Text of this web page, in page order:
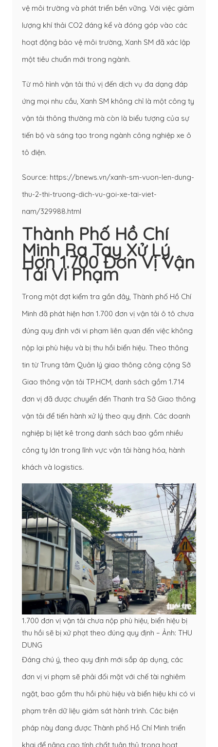
vệ môi trường và phát triển bền vững. Với việc giảm
lượng khí thải CO2 đáng kể và đóng góp vào các
hoạt động bảo vệ môi trường, Xanh SM đã xác lập
một tiêu chuẩn mới trong ngành.
Từ mô hình vận tải thú vị đến dịch vụ đa dạng đáp
ứng mọi nhu cầu, Xanh SM không chỉ là một công ty
vận tải thông thường mà còn là biểu tượng của sự
tiến bộ và sáng tạo trong ngành công nghiệp xe ô
tô điện.
Source: https://bnews.vn/xanh-sm-vuon-len-dung-
thu-2-thi-truong-dich-vu-goi-xe-tai-viet-
nam/329988.html
Thành Phố Hồ Chí
Minh Ra Tay Xử Lý
Hơn 1.700 Đơn Vị Vận
Tải Vi Phạm
Trong một đợt kiểm tra gần đây, Thành phố Hồ Chí
Minh đã phát hiện hơn 1.700 đơn vị vận tải ô tô chưa
đúng quy định với vi phạm liên quan đến việc không
nộp lại phù hiệu và bị thu hồi biển hiệu. Theo thông
tin từ Trung tâm Quản lý giao thông công cộng Sở
Giao thông vận tải TP.HCM, danh sách gồm 1.714
đơn vị đã được chuyển đến Thanh tra Sở Giao thông
vận tải để tiến hành xử lý theo quy định. Các doanh
nghiệp bị liệt kê trong danh sách bao gồm nhiều
công ty lớn trong lĩnh vực vận tải hàng hóa, hành
khách và logistics.
1.700 đơn vị vận tải chưa nộp phù hiệu, biển hiệu bị
thu hồi sẽ bị xử phạt theo đúng quy định – Ảnh: THU
DUNG
Đáng chú ý, theo quy định mới sắp áp dụng, các
đơn vị vi phạm sẽ phải đối mặt với chế tài nghiêm
ngặt, bao gồm thu hồi phù hiệu và biển hiệu khi có vi
phạm trên dữ liệu giám sát hành trình. Các biện
pháp này đang được Thành phố Hồ Chí Minh triển
khai để nâng cao tính chất tuân thủ trong hoạt